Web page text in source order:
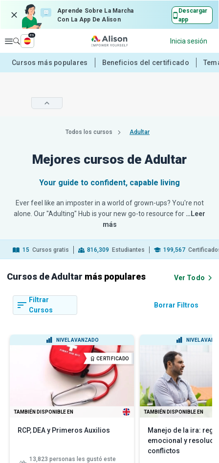
Aprende Sobre La Marcha
Con La App De Alison
Descargar
app
Explorar
es
Inicia sesión
Cursos más populares Beneficios del certificado
Todos los cursos Adultar
Mejores cursos de Adultar
Your guide to confident, capable living
Ever feel like an imposter in a world of grown-ups? You're not
alone. Our "Adulting" Hub is your new go-to resource for …Leer
más
15 Cursos gratis 816,309 Estudiantes 199,567
Cursos de Adultar más populares Ver Todo
Filtrar
Cursos
Borrar Filtros
NIVEL AVANZADO
CERTIFICADO
TAMBIÉN DISPONIBLE EN
RCP, DEA y Primeros Auxilios
13,823 personas les gustó este
NIVEL
TAMBIÉN DISPONIBLE EN
Manejo de la ira:
emocional y
conflictos